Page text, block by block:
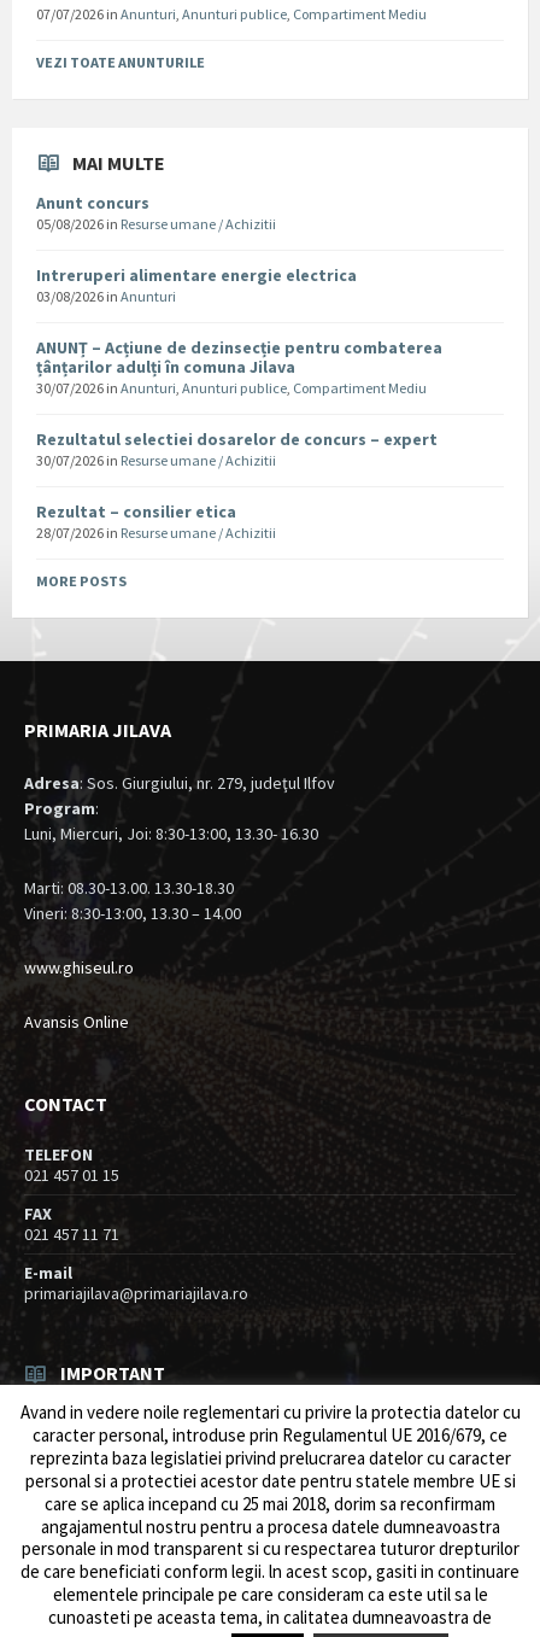
07/07/2026 in Anunturi, Anunturi publice, Compartiment Mediu
VEZI TOATE ANUNTURILE
MAI MULTE
Anunt concurs
05/08/2026 in Resurse umane / Achizitii
Intreruperi alimentare energie electrica
03/08/2026 in Anunturi
ANUNȚ – Acțiune de dezinsecție pentru combaterea
țânțarilor adulți în comuna Jilava
30/07/2026 in Anunturi, Anunturi publice, Compartiment Mediu
Rezultatul selectiei dosarelor de concurs – expert
30/07/2026 in Resurse umane / Achizitii
Rezultat – consilier etica
28/07/2026 in Resurse umane / Achizitii
MORE POSTS
PRIMARIA JILAVA
Adresa: Sos. Giurgiului, nr. 279, judeţul Ilfov
Program:
Luni, Miercuri, Joi: 8:30-13:00, 13.30- 16.30
Marti: 08.30-13.00. 13.30-18.30
Vineri: 8:30-13:00, 13.30 – 14.00
www.ghiseul.ro
Avansis Online
CONTACT
TELEFON
021 457 01 15
FAX
021 457 11 71
E-mail
primariajilava@primariajilava.ro
IMPORTANT
Anunt concurs
05/08/2026 inResurse umane / Achizitii
Intreruperi alimentare energie electrica
03/08/2026 Anunturi
© 2026 Primăria Comunei Jilava. Dev byows.ro
Avand in vedere noile reglementari cu privire la protectia datelor cu
caracter personal, introduse prin Regulamentul UE 2016/679, ce
reprezinta baza legislatiei privind prelucrarea datelor cu caracter
personal si a protectiei acestor date pentru statele membre UE si
care se aplica incepand cu 25 mai 2018, dorim sa reconfirmam
angajamentul nostru pentru a procesa datele dumneavoastra
personale in mod transparent si cu respectarea tuturor drepturilor
de care beneficiati conform legii. ln acest scop, gasiti in continuare
elementele principale pe care consideram ca este util sa le
cunoasteti pe aceasta tema, in calitatea dumneavoastra de